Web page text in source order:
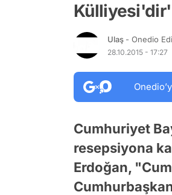
Külliyesi'dir'
Ulaş - Onedio
28.10.2015 - 17:27
Cumhuriyet
resepsiyona
Erdoğan,